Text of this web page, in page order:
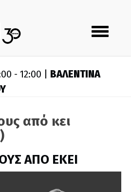
Toggle
navigation
- 12:00 | ΒΑΛΕΝΤΙΝΑ
από κει
ΑΠΟ ΕΚΕΙ